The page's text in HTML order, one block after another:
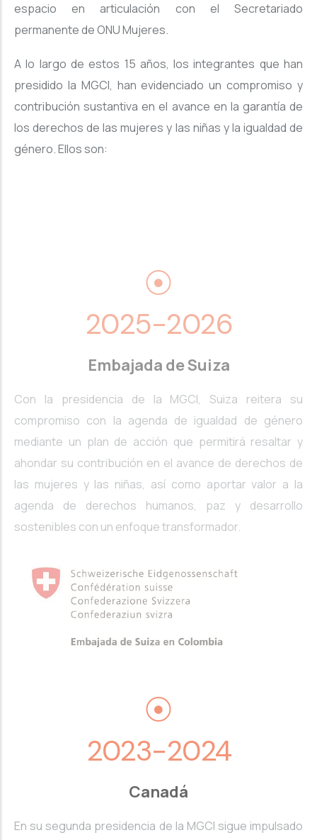
espacio en articulación con el Secretariado
permanente de ONU Mujeres.
A lo largo de estos 15 años, los integrantes que han
presidido la MGCI, han evidenciado un compromiso y
contribución sustantiva en el avance en la garantía de
los derechos de las mujeres y las niñas y la igualdad de
género. Ellos son:
2025-2026
Embajada de Suiza
Con la presidencia de la MGCI, Suiza reitera su
compromiso con la agenda de igualdad de género
mediante un plan de acción que permitirá resaltar y
ahondar su contribución en el avance de derechos de
las mujeres y las niñas, así como aportar valor a la
agenda de derechos humanos, paz y desarrollo
sostenibles con un enfoque transformador.
2023-2024
Canadá
En su segunda presidencia de la MGCI sigue impulsado